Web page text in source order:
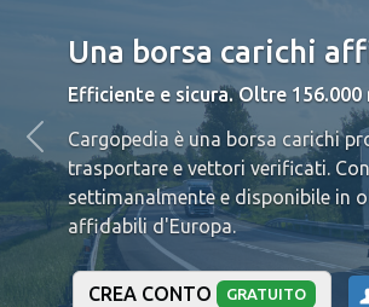
Una borsa carichi
Efficiente e sicura. Oltre
Cargopedia è una borsa carichi
trasportare e vettori verificati.
settimanalmente e disponibile in
affidabili d'Europa.
CREA CONTO GRATUITO